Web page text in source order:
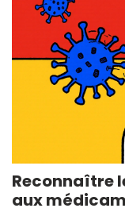
Reconnaître
aux